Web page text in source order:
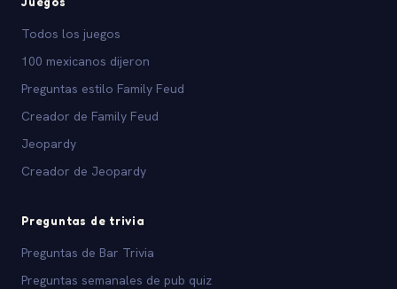
Todos los juegos
100 mexicanos dijeron
Preguntas estilo Family Feud
Creador de Family Feud
Jeopardy
Creador de Jeopardy
Preguntas de trivia
Preguntas de Bar Trivia
Preguntas semanales de pub quiz